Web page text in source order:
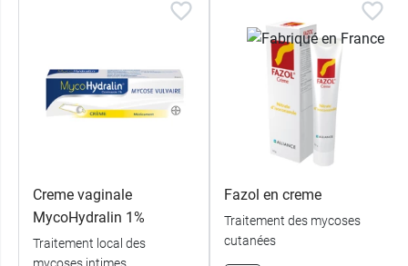
Creme vaginale
MycoHydralin 1%
Traitement local des
Fazol en creme
Traitement des mycoses
cutanées